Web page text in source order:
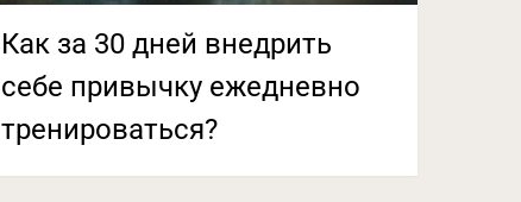
Как за 30 дней внедрить
себе привычку ежедневно
тренироваться?